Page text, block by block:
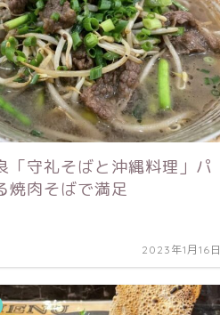
「守礼そばと沖縄料理」パ
焼肉そばで満足
2023年1月16日